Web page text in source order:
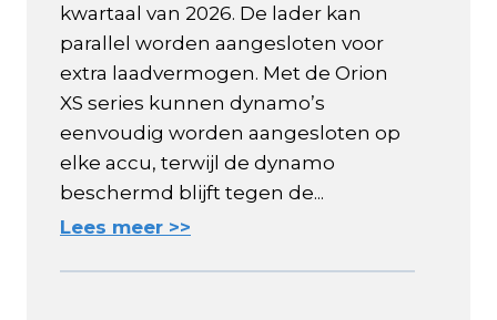
kwartaal van 2026. De lader kan
parallel worden aangesloten voor
extra laadvermogen. Met de Orion
XS series kunnen dynamo’s
eenvoudig worden aangesloten op
elke accu, terwijl de dynamo
beschermd blijft tegen de...
Lees meer >>